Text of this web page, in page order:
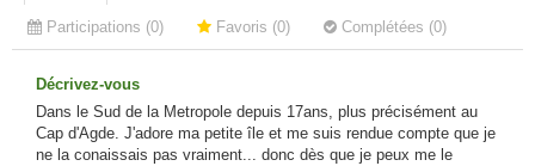
Participations (0) Favoris (0) Complétées (0)
Décrivez-vous
Dans le Sud de la Metropole depuis 17ans, plus précisément au
Cap d'Agde. J'adore ma petite île et me suis rendue compte que je
ne la conaissais pas vraiment... donc dès que je peux me le